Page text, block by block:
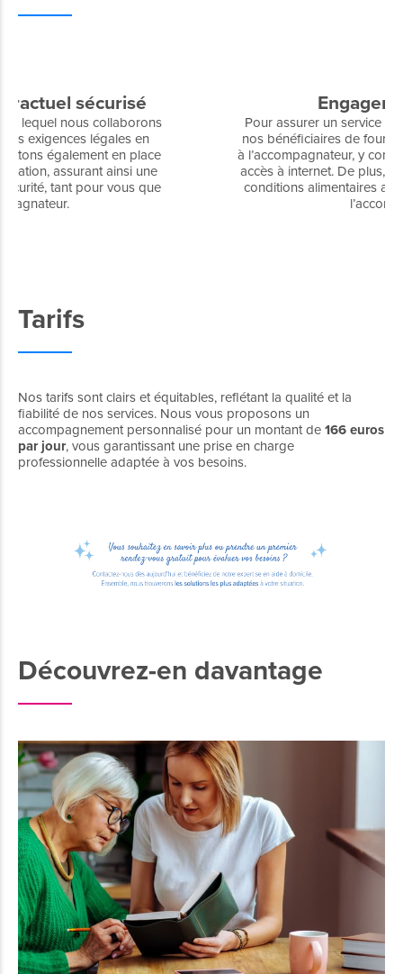
Engagement mutuel
Pour assurer un service de qualité, nous demandons à
nos bénéficiaires de fournir un cadre de vie confortable
à l’accompagnateur, y compris un logement meublé avec
accès à internet. De plus, il est important de garantir des
conditions alimentaires adéquates pour le bien-être de
Tarifs
Nos tarifs sont clairs et équitables, reflétant la qualité et la
fiabilité de nos services. Nous vous proposons un
accompagnement personnalisé pour un montant de
Découvrez-en davantage